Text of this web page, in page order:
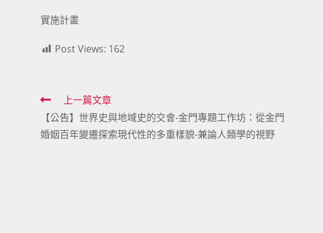
實施計畫
Post Views: 162
Read
more
articles
上一篇文章
【公告】世界史與地域史的交會-金門專題工作坊：從金門
婚姻百年變遷探索現代性的多重樣貌-兼論人類學的視野